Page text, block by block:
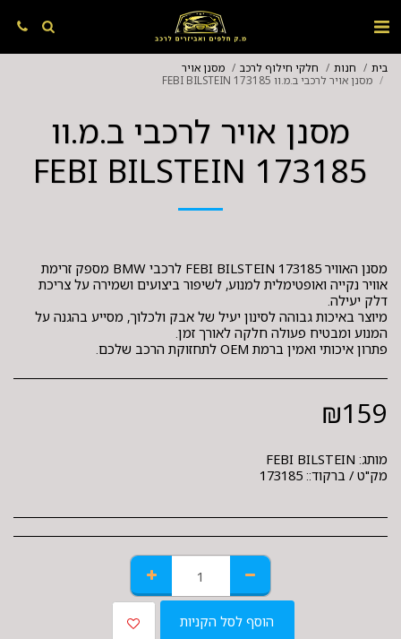
בית חנות חלקי חילוף לרכב
מסנן אויר
מסנן אויר לרכבי ב.מ.וו FEBI BILSTEIN 173185
מסנן אויר לרכבי ב.מ.וו
FEBI BILSTEIN 173185
מסנן האוויר FEBI BILSTEIN 173185 לרכבי BMW מספק זרימת
אוויר נקייה ואופטימלית למנוע, לשיפור ביצועים ושמירה על צריכת
מיוצר באיכות גבוהה לסינון יעיל של אבק ולכלוך, מסייע בהגנה על
פתרון איכותי ואמין ברמת OEM לתחזוקת הרכב שלכם.
₪159
מותג: FEBI BILSTEIN
מק"ט / ברקוד:: 173185
הוסף לסל הקניות